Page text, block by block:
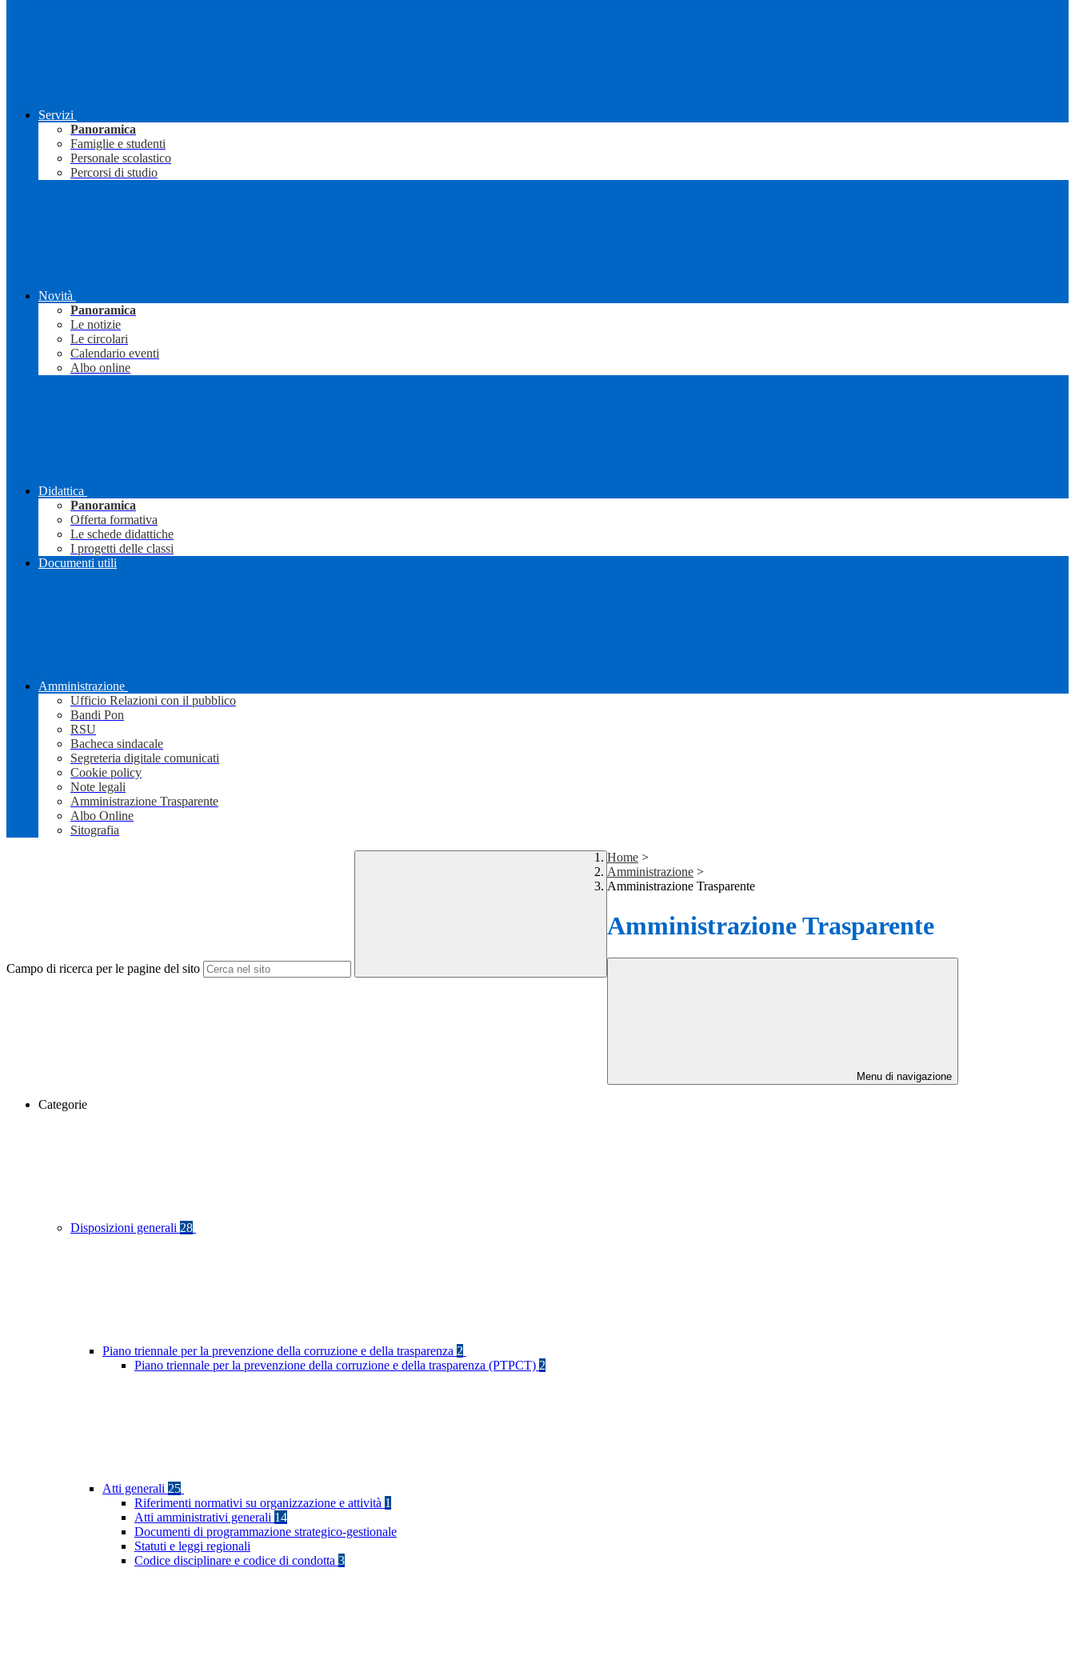
Servizi
Panoramica
Famiglie e studenti
Personale scolastico
Percorsi di studio
Novità
Panoramica
Le notizie
Le circolari
Calendario eventi
Albo online
Didattica
Panoramica
Offerta formativa
Le schede didattiche
I progetti delle classi
Documenti utili
Amministrazione
Ufficio Relazioni con il pubblico
Bandi Pon
RSU
Bacheca sindacale
Segreteria digitale comunicati
Cookie policy
Note legali
Amministrazione Trasparente
Albo Online
Sitografia
Campo di ricerca per le pagine del sito
Home >
Amministrazione >
Amministrazione Trasparente
Amministrazione Trasparente
Menu di navigazione
Categorie
Disposizioni generali 28
Piano triennale per la prevenzione della corruzione e della trasparenza 2
Piano triennale per la prevenzione della corruzione e della trasparenza (PTPCT) 2
Atti generali 25
Riferimenti normativi su organizzazione e attività 1
Atti amministrativi generali 14
Documenti di programmazione strategico-gestionale
Statuti e leggi regionali
Codice disciplinare e codice di condotta 3